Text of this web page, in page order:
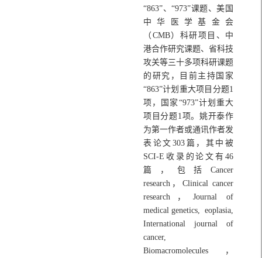
“863”、“973”课题、美国
中华医学基金会
（CMB）科研项目、中
港合作研究课题、省科技
攻关等三十多项科研课题
的研究，目前主持国家
“863”计划重大项目分题1
项，国家“973”计划重大
项目分题1项。姚开泰作
为第一作者或通讯作者发
表论文303篇，其中被
SCI-E收录的论文有46
篇，包括Cancer
research，Clinical cancer
research，Journal of
medical genetics, eoplasia,
International journal of
cancer,
Biomacromolecules，